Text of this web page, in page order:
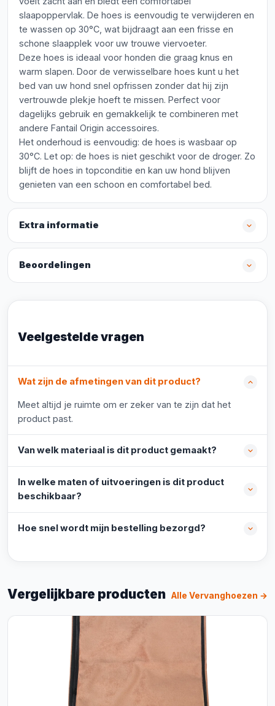
slaapoppervlak. De hoes is eenvoudig te verwijderen en
te wassen op 30°C, wat bijdraagt aan een frisse en
schone slaapplek voor uw trouwe viervoeter.
Deze hoes is ideaal voor honden die graag knus en
warm slapen. Door de verwisselbare hoes kunt u het
bed van uw hond snel opfrissen zonder dat hij zijn
vertrouwde plekje hoeft te missen. Perfect voor
dagelijks gebruik en gemakkelijk te combineren met
andere Fantail Origin accessoires.
Het onderhoud is eenvoudig: de hoes is wasbaar op
30°C. Let op: de hoes is niet geschikt voor de droger. Zo
blijft de hoes in topconditie en kan uw hond blijven
genieten van een schoon en comfortabel bed.
Extra informatie
Beoordelingen
Veelgestelde vragen
Wat zijn de afmetingen van dit product?
Meet altijd je ruimte om er zeker van te zijn dat het
product past.
Van welk materiaal is dit product gemaakt?
In welke maten of uitvoeringen is dit product
beschikbaar?
Hoe snel wordt mijn bestelling bezorgd?
Vergelijkbare producten Alle Vervanghoezen →